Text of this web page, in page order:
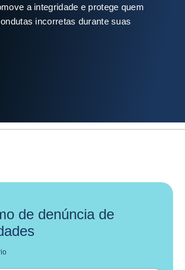
a integridade e protege quem
incorretas durante suas
de denúncia de